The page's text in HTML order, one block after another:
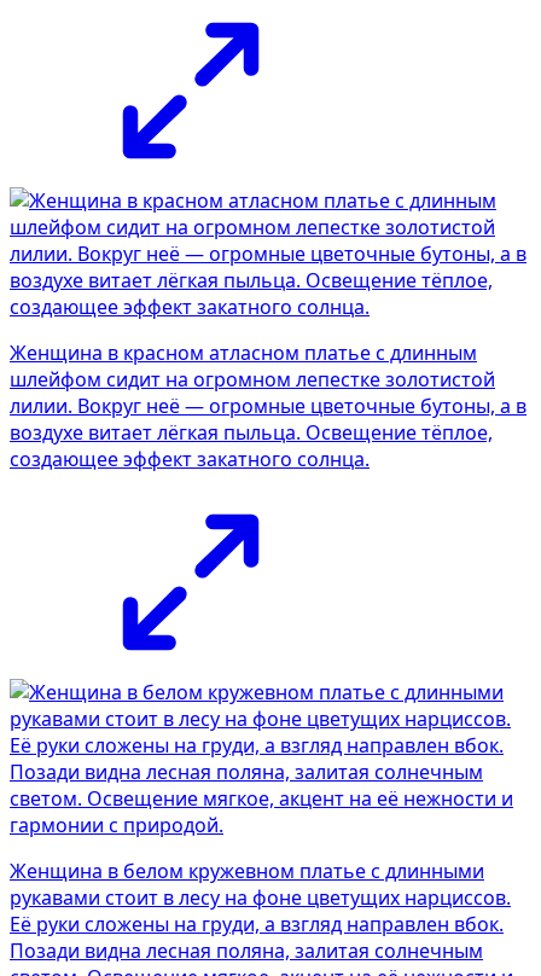
Женщина в красном атласном платье с длинным
шлейфом сидит на огромном лепестке золотистой
лилии. Вокруг неё — огромные цветочные бутоны, а в
воздухе витает лёгкая пыльца. Освещение тёплое,
создающее эффект закатного солнца.
Женщина в белом кружевном платье с длинными
рукавами стоит в лесу на фоне цветущих нарциссов.
Её руки сложены на груди, а взгляд направлен вбок.
Позади видна лесная поляна, залитая солнечным